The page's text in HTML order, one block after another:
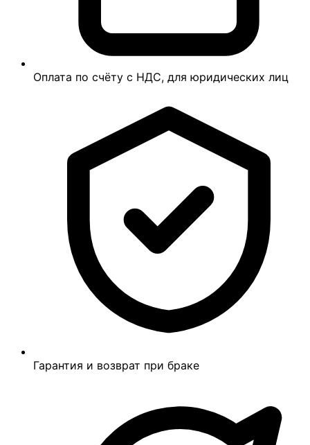
Оплата по счёту с НДС, для юридических лиц
Гарантия и возврат при браке